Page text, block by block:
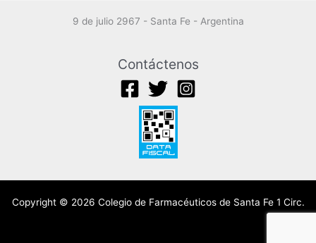
9 de julio 2967 - Santa Fe - Argentina
Contáctenos
Copyright © 2026 Colegio de Farmacéuticos de Santa Fe 1 Circ.